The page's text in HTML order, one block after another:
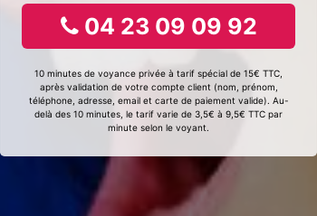
04 23 09 09 92
10 minutes de voyance privée à tarif spécial de 15€ TTC,
après validation de votre compte client (nom, prénom,
téléphone, adresse, email et carte de paiement valide). Au-
delà des 10 minutes, le tarif varie de 3,5€ à 9,5€ TTC par
minute selon le voyant.